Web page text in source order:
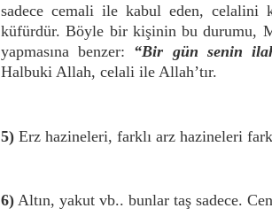
sadece cemali ile kabul eden,
küfürdür. Böyle bir kişinin bu durumu,
yapmasına benzer: “Bir gün senin
Halbuki Allah, celali ile Allah’tır.
5) Erz hazineleri, farklı arz hazineleri
6) Altın, yakut vb.. bunlar taş sadece.